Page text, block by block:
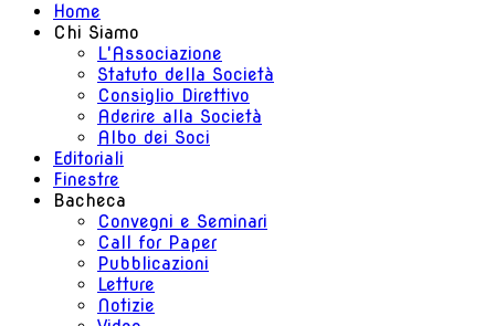
Home
Chi Siamo
L'Associazione
Statuto della Società
Consiglio Direttivo
Aderire alla Società
Albo dei Soci
Editoriali
Finestre
Bacheca
Convegni e Seminari
Call for Paper
Pubblicazioni
Letture
Notizie